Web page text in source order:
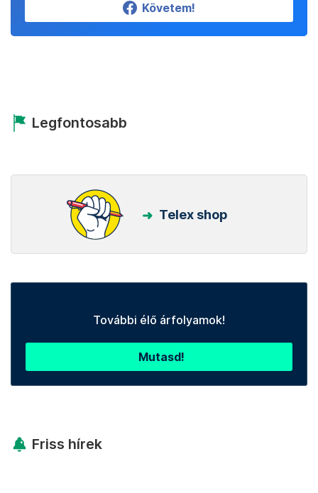
Követem!
Legfontosabb
Telex shop
További élő árfolyamok!
Mutasd!
Friss hírek